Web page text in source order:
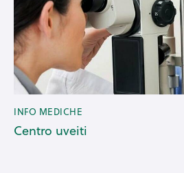
INFO MEDICHE
Centro uveiti